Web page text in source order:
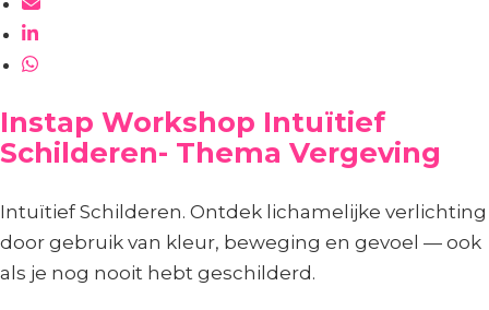
Instap Workshop Intuïtief
Schilderen- Thema Vergeving
Intuïtief Schilderen. Ontdek lichamelijke verlichting
door gebruik van kleur, beweging en gevoel — ook
als je nog nooit hebt geschilderd.